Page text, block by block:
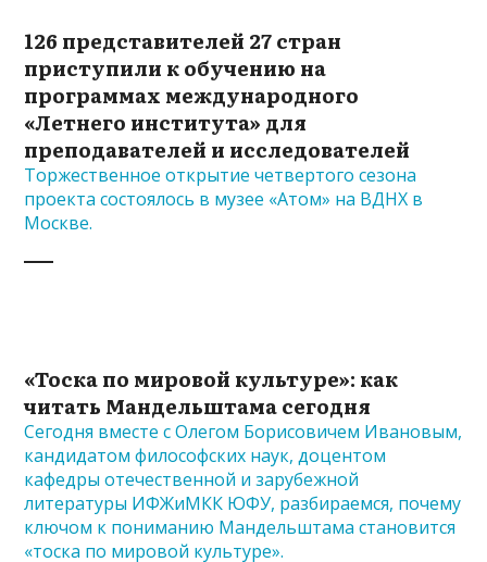
126 представителей 27 стран
приступили к обучению на
программах международного
«Летнего института» для
преподавателей и исследователей
Торжественное открытие четвертого сезона
проекта состоялось в музее «Атом» на ВДНХ в
Москве.
«Тоска по мировой культуре»: как
читать Мандельштама сегодня
Сегодня вместе с Олегом Борисовичем Ивановым,
кандидатом философских наук, доцентом
кафедры отечественной и зарубежной
литературы ИФЖиМКК ЮФУ, разбираемся, почему
ключом к пониманию Мандельштама становится
«тоска по мировой культуре».